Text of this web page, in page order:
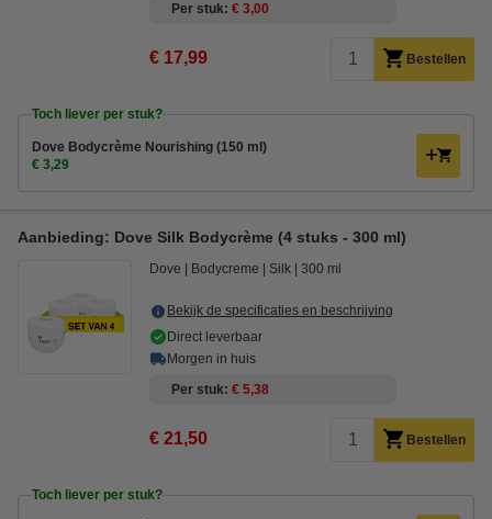
Per stuk € 3,00
€ 17,99 Bestellen
Toch liever per stuk?
Dove Bodycrème Nourishing (150 ml)
€ 3,29
Aanbieding: Dove Silk Bodycrème (4 stuks - 300 ml)
Dove Bodycreme Silk 300 ml
Bekijk de specificaties en beschrijving
Direct leverbaar
Morgen in huis
Per stuk € 5,38
€ 21,50 Bestellen
Toch liever per stuk?